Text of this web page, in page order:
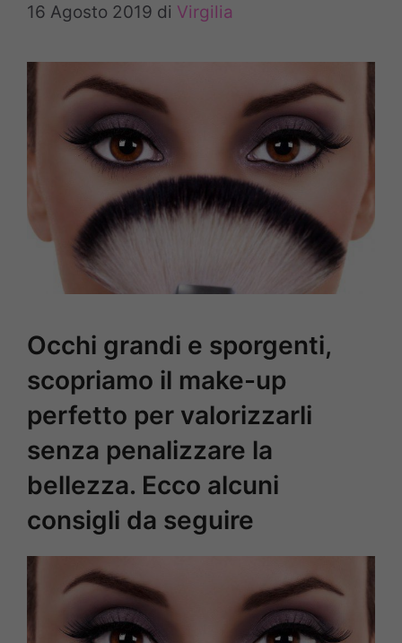
16 Agosto 2019 di Virgilia
Occhi grandi e sporgenti,
scopriamo il make-up
perfetto per valorizzarli
senza penalizzare la
bellezza. Ecco alcuni
consigli da seguire